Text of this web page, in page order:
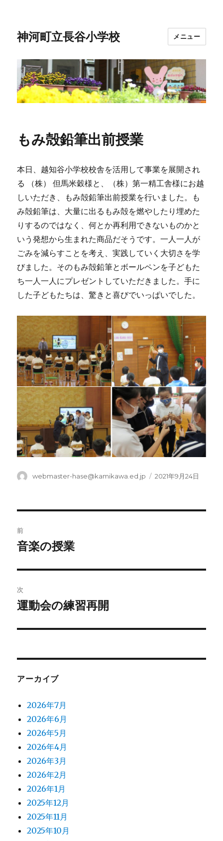
神河町立長谷小学校 メニュー
もみ殻鉛筆出前授業
本日、越知谷小学校校舎を活用して事業を展開され
る （株） 但馬米穀様と、（株）第一精工舎様にお越
しいただき、もみ殻鉛筆出前授業を行いました。も
み殻鉛筆は、大量に出るもみ殻を燃やしたり埋めた
りするのではなく、何とか再利用できないものかと
いう発想から生まれた商品だそうです。一人一人が
ごみを減らすことを考え、実践していく大切さを学
びました。そのもみ殻鉛筆とボールペンを子どもた
ち一人一人にプレゼントしていただきました。手に
した子どもたちは、驚きと喜びでいっぱいでした。
投
webmaster-hase@kamikawa.ed.jp
投
2021年9月24日
稿
ビ
ゲ
ー
前
前
投
稿:
音楽の授業
次
次
投
運動会の練習再開
アーカイブ
2026年7月
2026年6月
2026年5月
2026年4月
2026年3月
2026年2月
2026年1月
2025年12月
2025年11月
2025年10月